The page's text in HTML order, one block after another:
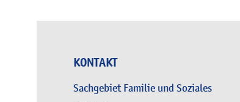
KONTAKT
Sachgebiet Familie und Soziales